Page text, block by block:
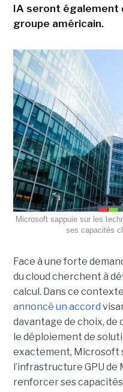
IA seront également
groupe américain.
Microsoft sappuie sur les
ses capacités
Face à une forte
du cloud cherchent à
calcul. Dans ce
annoncé un accord
davantage de choix,
le déploiement de
exactement, Microsoft
l’infrastructure GPU
renforcer ses capacités